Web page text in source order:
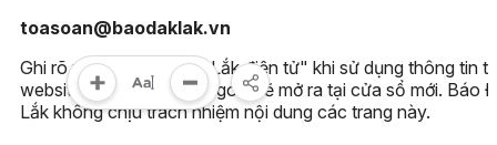
toasoan@baodaklak.vn
Ghi rõ nguồn "Báo Đắk Lắk điện tử" khi sử dụng thông tin
website này. Các trang ngoài sẽ mở ra tại cửa sổ mới. Báo
Lắk không chịu trách nhiệm nội dung các trang này.